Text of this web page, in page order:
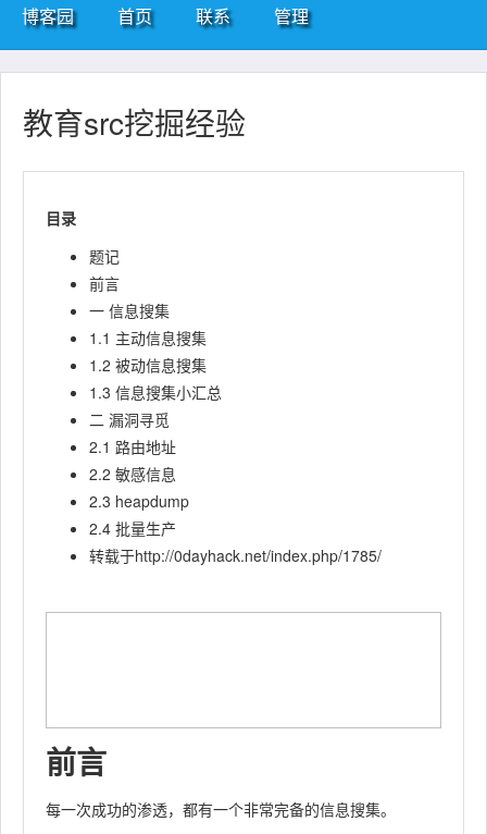
博客园 首页 联系 管理
教育src挖掘经验
目录
题记
前言
一 信息搜集
1.1 主动信息搜集
1.2 被动信息搜集
1.3 信息搜集小汇总
二 漏洞寻觅
2.1 路由地址
2.2 敏感信息
2.3 heapdump
2.4 批量生产
转载于http://0dayhack.net/index.php/1785/
前言
每一次成功的渗透，都有一个非常完备的信息搜集。